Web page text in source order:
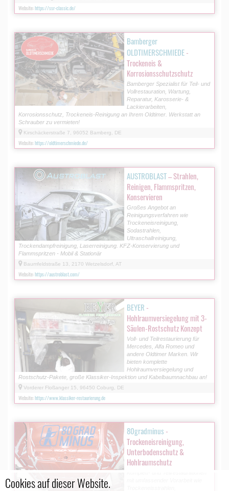
Cookies auf dieser Website.
Website:https://ssr-classic.de/
Bamberger
OLDTIMERSCHMIEDE-
Trockeneis &
Korrosionsschutzschutz
Bamberger Spezialist für Teil- und
Vollrestauration, Wartung,
Reparatur, Karosserie- &
Lackierarbeiten,
Korrosionsschutz, Trockeneis-Reinigung an Ihrem Oldtimer. Werkstatt an
Schrauber zu vermieten!
Kirschäckerstraße 7, 96052 Bamberg, DE
Website:https://oldtimerschmiede.de/
AUSTROBLAST– Strahlen,
Reinigen, Flammspritzen,
Konservieren
Großes Angebot an
Reinigungsverfahren wie
Trockeneisreinigung,
Sodastrahlen,
Ultraschallreinigung,
Trockendampfreinigung, Laserreinigung. KFZ-Konservierung und
Flammspritzen - Mobil & Stationär
Baumfeldstraße 13, 2170 Wetzelsdorf, AT
Website:https://austroblast.com/
BEYER -
Hohlraumversiegelung mit 3-
Säulen-Rostschutz Konzept
Voll- und Teilrestaurierung für
Mercedes, Alfa Romeo und
andere Oldtimer Marken. Wir
bieten komplette
Hohlraumversiegelung und
Rostschutz-Pakete, große Klassiker-Inspektion und Kabelbaumnachbau an!
Vorderer Floßanger 15, 96450 Coburg, DE
Website:https://www.klassiker-restaurierung.de
80gradminus -
Trockeneisreinigung,
Unterbodenschutz &
Hohlraumschutz